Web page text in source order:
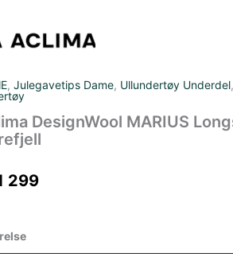
, Julegavetips Dame, Ullundertøy Underdel,
DesignWool MARIUS
299